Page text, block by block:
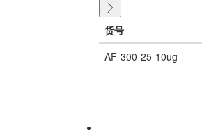
货号
AF-300-25-10ug